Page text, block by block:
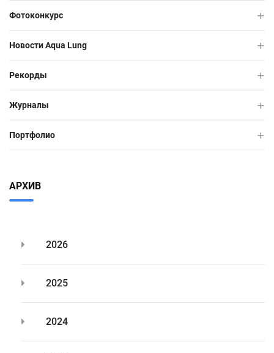
Фотоконкурс
Новости Aqua Lung
Рекорды
Журналы
Портфолио
АРХИВ
2026
2025
2024